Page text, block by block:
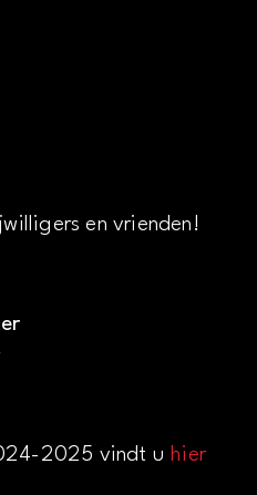
en vrienden!
2025 vindt uhier